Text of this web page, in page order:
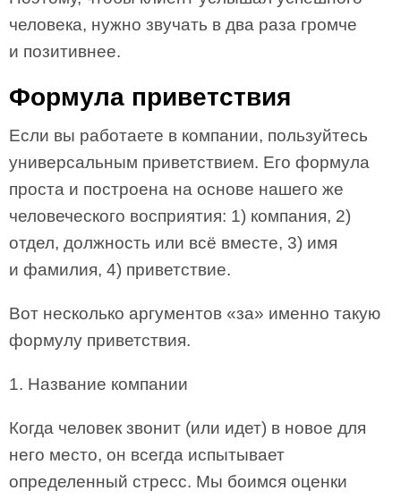
человека, нужно звучать в два раза громче
и позитивнее.
Формула приветствия
Если вы работаете в компании, пользуйтесь
универсальным приветствием. Его формула
проста и построена на основе нашего же
человеческого восприятия: 1) компания, 2)
отдел, должность или всё вместе, 3) имя
и фамилия, 4) приветствие.
Вот несколько аргументов «за» именно такую
формулу приветствия.
1. Название компании
Когда человек звонит (или идет) в новое для
него место, он всегда испытывает
определенный стресс. Мы боимся оценки